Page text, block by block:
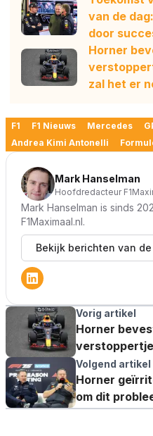
van de
door
Horner
zal het er
F1 F1 Nieuws Mercedes
Andrea Kimi Antonelli
Mark Hanselman
Hoofdredacteur
Mark Hanselman is sinds
F1Maximaal.nl.
Bekijk berichten van
Vorig artikel
Horner
er net zo
Volgend artikel
Horner
om dit
te pakken'